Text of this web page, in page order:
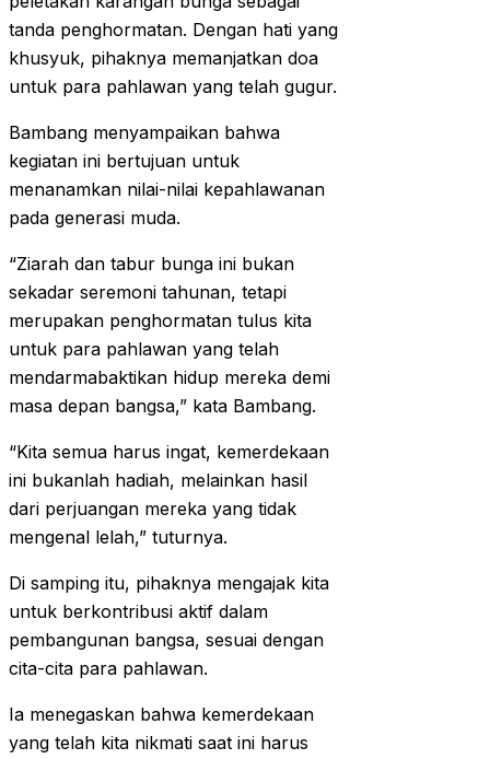
tanda penghormatan. Dengan hati yang
khusyuk, pihaknya memanjatkan doa
untuk para pahlawan yang telah gugur.
Bambang menyampaikan bahwa
kegiatan ini bertujuan untuk
menanamkan nilai-nilai kepahlawanan
pada generasi muda.
“Ziarah dan tabur bunga ini bukan
sekadar seremoni tahunan, tetapi
merupakan penghormatan tulus kita
untuk para pahlawan yang telah
mendarmabaktikan hidup mereka demi
masa depan bangsa,” kata Bambang.
“Kita semua harus ingat, kemerdekaan
ini bukanlah hadiah, melainkan hasil
dari perjuangan mereka yang tidak
mengenal lelah,” tuturnya.
Di samping itu, pihaknya mengajak kita
untuk berkontribusi aktif dalam
pembangunan bangsa, sesuai dengan
cita-cita para pahlawan.
Ia menegaskan bahwa kemerdekaan
yang telah kita nikmati saat ini harus